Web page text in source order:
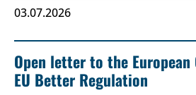
03.07.2026
Open letter to the European
EU Better Regulation